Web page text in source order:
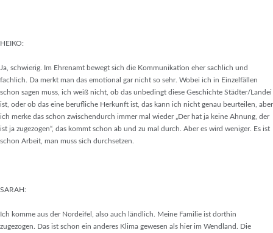
HEIKO:
Ja, schwierig. Im Ehrenamt bewegt sich die Kommunikation eher sachlich und
fachlich. Da merkt man das emotional gar nicht so sehr. Wobei ich in Einzelfällen
schon sagen muss, ich weiß nicht, ob das unbedingt diese Geschichte Städter/Landei
ist, oder ob das eine berufliche Herkunft ist, das kann ich nicht genau beurteilen, aber
ich merke das schon zwischendurch immer mal wieder „Der hat ja keine Ahnung, der
ist ja zugezogen“, das kommt schon ab und zu mal durch. Aber es wird weniger. Es ist
schon Arbeit, man muss sich durchsetzen.
SARAH:
Ich komme aus der Nordeifel, also auch ländlich. Meine Familie ist dorthin
zugezogen. Das ist schon ein anderes Klima gewesen als hier im Wendland. Die